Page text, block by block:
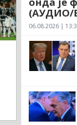
(АУДИО/
06.08.2026 |